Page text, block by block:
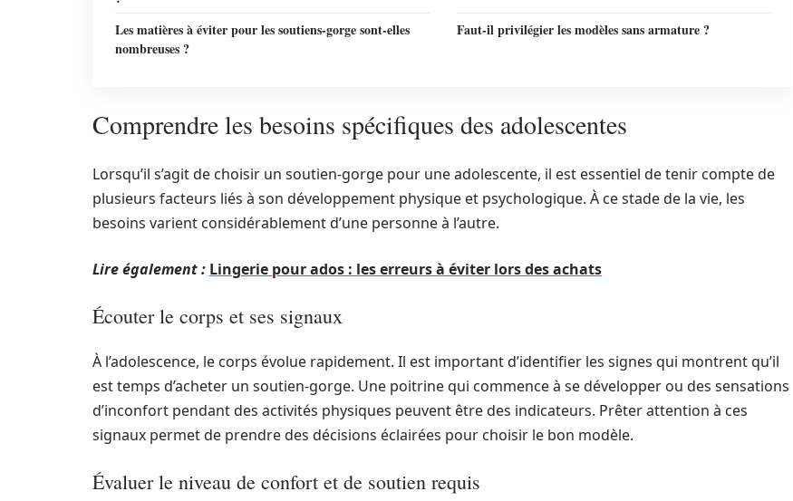
Les matières à éviter pour les soutiens-gorge sont-elles
nombreuses ?
Faut-il privilégier les modèles sans armature ?
Comprendre les besoins spécifiques des adolescentes
Lorsqu’il s’agit de choisir un soutien-gorge pour une adolescente, il est essentiel de tenir compte de
plusieurs facteurs liés à son développement physique et psychologique. À ce stade de la vie, les
besoins varient considérablement d’une personne à l’autre.
Lire également : Lingerie pour ados : les erreurs à éviter lors des achats
Écouter le corps et ses signaux
À l’adolescence, le corps évolue rapidement. Il est important d’identifier les signes qui montrent qu’il
est temps d’acheter un soutien-gorge. Une poitrine qui commence à se développer ou des sensations
d’inconfort pendant des activités physiques peuvent être des indicateurs. Prêter attention à ces
signaux permet de prendre des décisions éclairées pour choisir le bon modèle.
Évaluer le niveau de confort et de soutien requis